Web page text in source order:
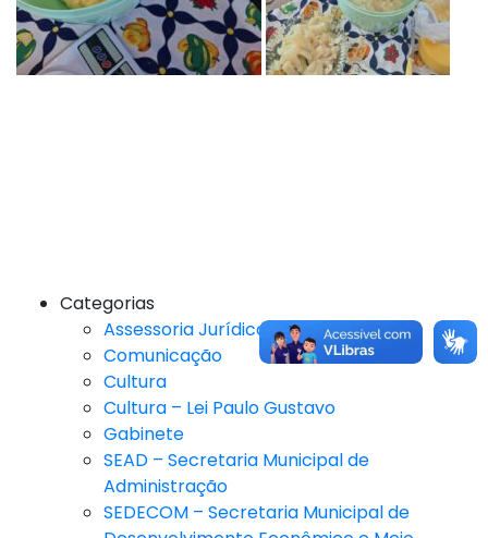
Categorias
Assessoria Jurídica
Comunicação
Cultura
Cultura – Lei Paulo Gustavo
Gabinete
SEAD – Secretaria Municipal de
Administração
SEDECOM – Secretaria Municipal de